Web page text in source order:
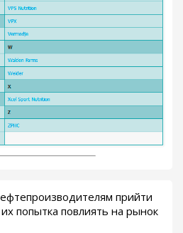
прийти
попытка повлиять на рынок